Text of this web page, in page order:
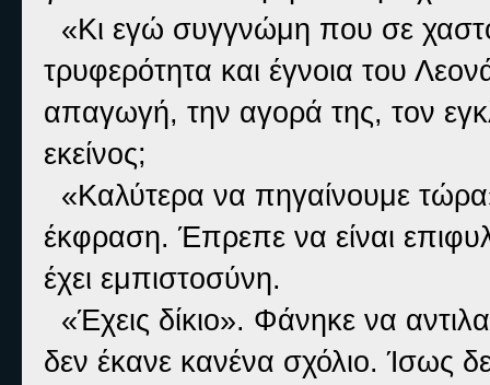
«Κι εγώ συγγνώμη που σε
τρυφερότητα και έγνοια του
απαγωγή, την αγορά της, τον
εκείνος;
«Καλύτερα να πηγαίνουμε
έκφραση. Έπρεπε να είναι
έχει εμπιστοσύνη.
«Έχεις δίκιο». Φάνηκε να
δεν έκανε κανένα σχόλιο. Ίσως